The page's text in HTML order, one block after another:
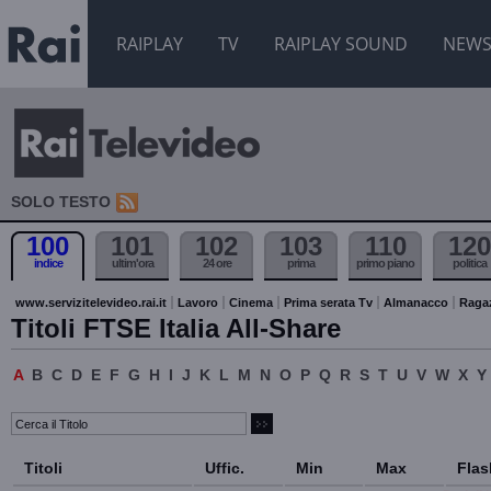
RAIPLAY TV RAIPLAY SOUND NEWS
SOLO TESTO
100
indice
101
ultim'ora
102
24 ore
103
prima
110
primo piano
120
politica
www.servizitelevideo.rai.it Lavoro Cinema Prima serata Tv Almanacco
Titoli FTSE Italia All-Share
A B C D E F G H I J K L M N O P Q R S T U V W X Y
Titoli Uffic. Min Max